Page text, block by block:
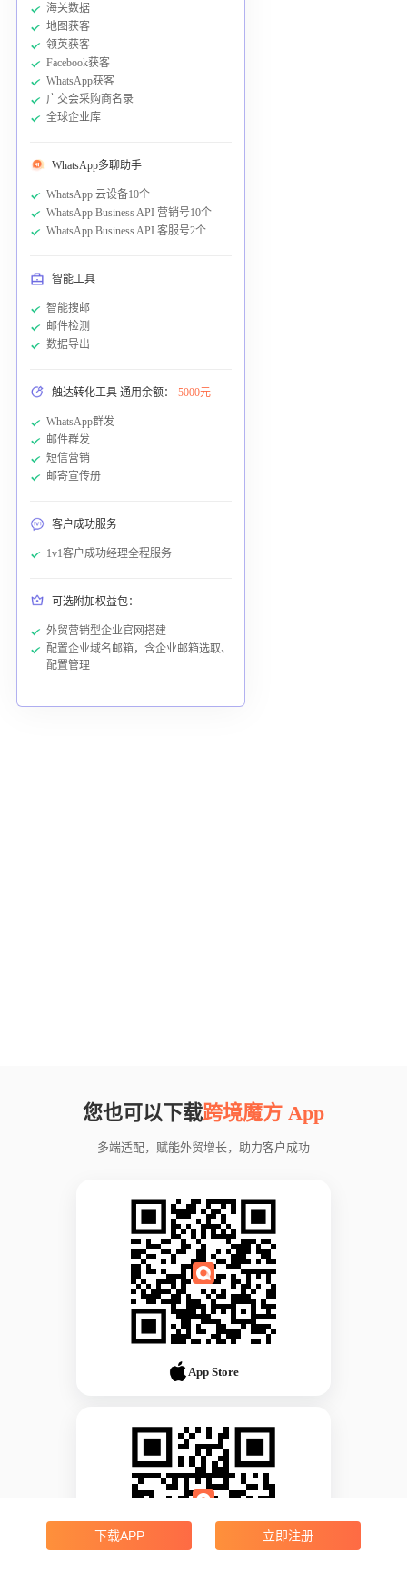
海关数据
地图获客
领英获客
Facebook获客
WhatsApp获客
广交会采购商名录
全球企业库
WhatsApp多聊助手
WhatsApp 云设备10个
WhatsApp Business API 营销号10个
WhatsApp Business API 客服号2个
智能工具
智能搜邮
邮件检测
数据导出
触达转化工具 通用余额： 5000元
WhatsApp群发
邮件群发
短信营销
邮寄宣传册
客户成功服务
1v1客户成功经理全程服务
可选附加权益包：
外贸营销型企业官网搭建
配置企业域名邮箱，含企业邮箱选取、
配置管理
您也可以下载跨境魔方 App
多端适配，赋能外贸增长，助力客户成功
App Store
下载APP 立即注册